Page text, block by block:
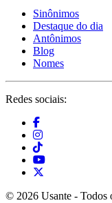
Sinônimos
Destaque do dia
Antônimos
Blog
Nomes
Redes sociais:
© 2026 Usante - Todos